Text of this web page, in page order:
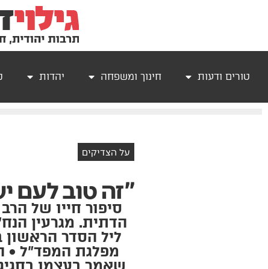
טורים ודעות חינוך ומשפחה יהדות
על הצדיקים
"זה טוב לעם
סיפור חייו של
הדתית. מגרעין
ליל הסדר הראשון
מפלגת המפד"ל •